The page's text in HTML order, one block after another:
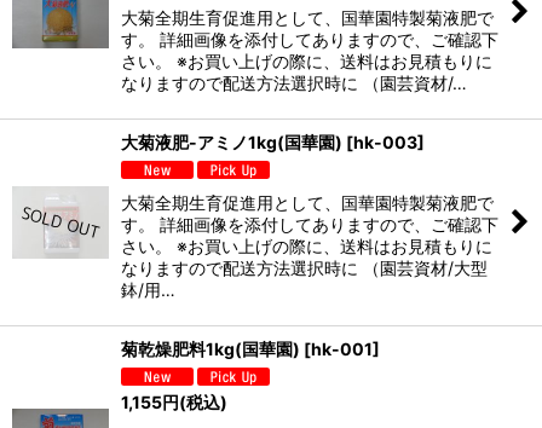
大菊全期生育促進用として、国華園特製菊液肥で
す。 詳細画像を添付してありますので、ご確認下
さい。 ※お買い上げの際に、送料はお見積もりに
なりますので配送方法選択時に （園芸資材/…
大菊液肥-アミノ1kg(国華園) [hk-003]
大菊全期生育促進用として、国華園特製菊液肥で
す。 詳細画像を添付してありますので、ご確認下
さい。 ※お買い上げの際に、送料はお見積もりに
なりますので配送方法選択時に （園芸資材/大型
鉢/用…
菊乾燥肥料1kg(国華園) [hk-001]
1,155円(税込)